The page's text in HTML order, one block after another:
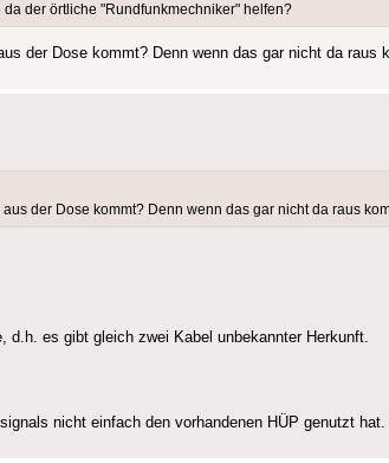
der örtliche "Rundfunkmechniker" helfen?
der Dose kommt? Denn wenn das gar nicht da
der Dose kommt? Denn wenn das gar nicht da raus
es gibt gleich zwei Kabel unbekannter Herkunft.
nicht einfach den vorhandenen HÜP genutzt hat.